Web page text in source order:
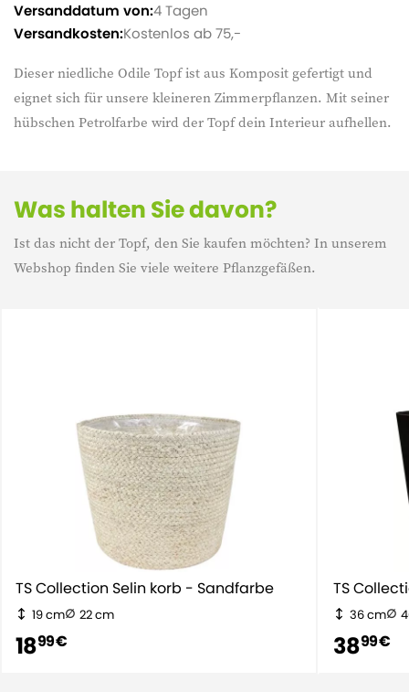
Dieser niedliche Odile Topf ist aus Komposit gefertigt und
eignet sich für unsere kleineren Zimmerpflanzen. Mit seiner
hübschen Petrolfarbe wird der Topf dein Interieur aufhellen.
Versanddatum von:4 Tagen
Versandkosten:Kostenlos ab 75,-
Was halten Sie davon?
Ist das nicht der Topf, den Sie kaufen möchten? In unserem
Webshop finden Sie viele weitere Pflanzgefäßen.
TS Collection Selin korb - Sandfarbe
19 cm 22 cm
1899 €
TS
36 cm
3899 €